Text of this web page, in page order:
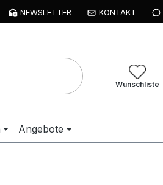
NEWSLETTER KONTAKT
Wunschliste
Angebote